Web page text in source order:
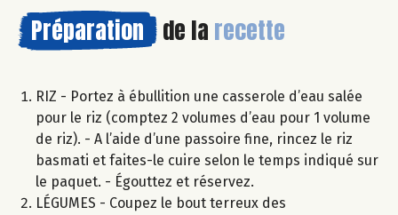
Préparation de la recette
RIZ - Portez à ébullition une casserole d’eau salée
pour le riz (comptez 2 volumes d’eau pour 1 volume
de riz). - A l’aide d’une passoire fine, rincez le riz
basmati et faites-le cuire selon le temps indiqué sur
le paquet. - Égouttez et réservez.
LÉGUMES - Coupez le bout terreux des